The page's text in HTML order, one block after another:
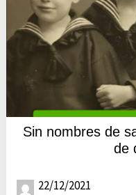
Sin nombres de
de
22/12/2021